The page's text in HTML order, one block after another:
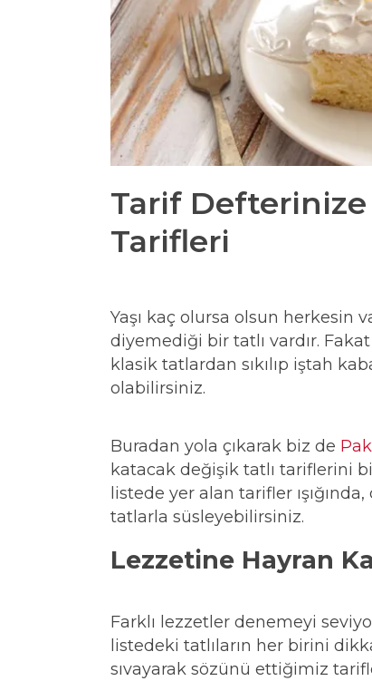
Tarif Defterinize
Tarifleri
Yaşı kaç olursa olsun herkesin
diyemediği bir tatlı vardır.
klasik tatlardan sıkılıp iştah
olabilirsiniz.
Buradan yola çıkarak biz de
katacak değişik tatlı tariflerini
listede yer alan tarifler
tatlarla süsleyebilirsiniz.
Lezzetine Hayran
Farklı lezzetler denemeyi
listedeki tatlıların her birini
sıvayarak sözünü ettiğimiz